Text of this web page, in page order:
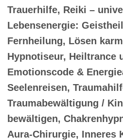
Trauerhilfe, Reiki –
Lebensenergie:
Fernheilung, Lösen
Hypnotiseur, Heiltrance
Emotionscode &
Seelenreisen,
Traumabewältigung /
bewältigen,
Aura-Chirurgie, Inneres